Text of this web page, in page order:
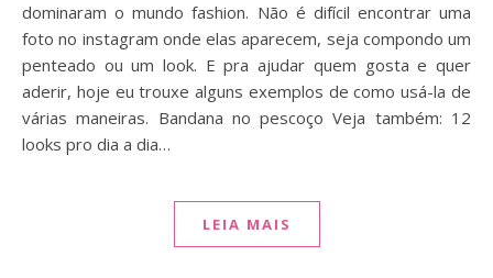
dominaram o mundo fashion. Não é difícil encontrar uma
foto no instagram onde elas aparecem, seja compondo um
penteado ou um look. E pra ajudar quem gosta e quer
aderir, hoje eu trouxe alguns exemplos de como usá-la de
várias maneiras. Bandana no pescoço Veja também: 12
looks pro dia a dia…
LEIA MAIS